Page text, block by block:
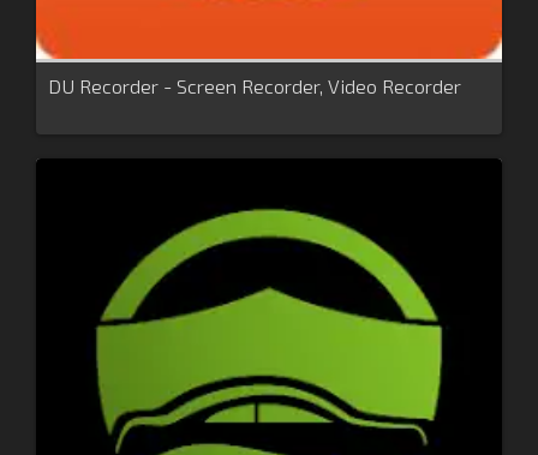
DU Recorder - Screen Recorder, Video Recorder